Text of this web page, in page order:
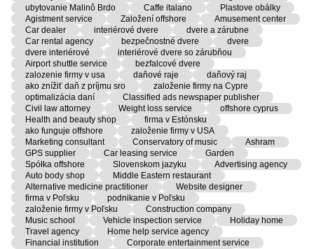
ubytovanie Malinô Brdo
Caffe italano
Plastove obálky
Agistment service
Založení offshore
Amusement center
Car dealer
interiérové dvere
dvere a zárubne
Car rental agency
bezpečnostné dvere
dvere
dvere interiérové
interiérové dvere so zárubňou
Airport shuttle service
bezfalcové dvere
zalozenie firmy v usa
daňové raje
daňový raj
ako znížiť daň z príjmu sro
založenie firmy na Cypre
optimalizácia daní
Classified ads newspaper publisher
Civil law attorney
Weight loss service
offshore cyprus
Health and beauty shop
firma v Estónsku
ako funguje offshore
založenie firmy v USA
Marketing consultant
Conservatory of music
Ashram
GPS supplier
Car leasing service
Garden
Spółka offshore
Slovenskom jazyku
Advertising agency
Auto body shop
Middle Eastern restaurant
Alternative medicine practitioner
Website designer
firma v Poľsku
podnikanie v Poľsku
založenie firmy v Poľsku
Construction company
Music school
Vehicle inspection service
Holiday home
Travel agency
Home help service agency
Financial institution
Corporate entertainment service